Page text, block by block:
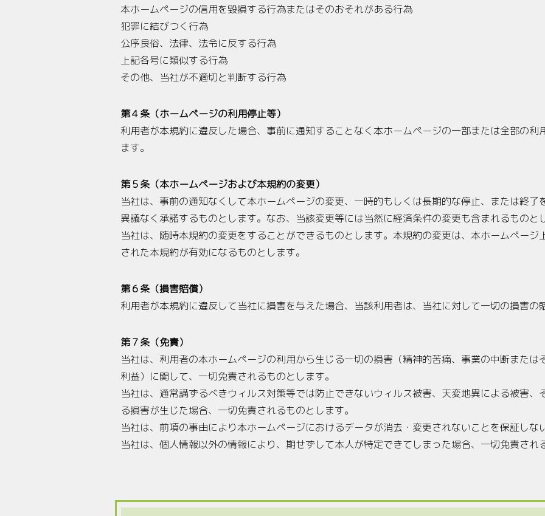
本ホームページの信用を毀損する行為またはそのおそれがある行為
犯罪に結びつく行為
公序良俗、法律、法令に反する行為
上記各号に類似する行為
その他、当社が不適切と判断する行為
第４条（ホームページの利用停止等）
利用者が本規約に違反した場合、事前に通知することなく本ホームページの一部または全部の
ます。
第５条（本ホームページおよび本規約の変更）
当社は、事前の通知なくして本ホームページの変更、一時的もしくは長期的な停止、または終
異議なく承諾するものとします。なお、当該変更等には当然に経済条件の変更も含まれるものと
当社は、随時本規約の変更をすることができるものとします。本規約の変更は、本ホームペー
された本規約が有効になるものとします。
第６条（損害賠償）
利用者が本規約に違反して当社に損害を与えた場合、当該利用者は、当社に対して一切の損害
第７条（免責）
当社は、利用者の本ホームページの利用から生じる一切の損害（精神的苦痛、事業の中断また
利益）に関して、一切免責されるものとします。
当社は、通常講ずるべきウィルス対策等では防止できないウィルス被害、天変地異による被害
る損害が生じた場合、一切免責されるものとします。
当社は、前項の事由により本ホームページにおけるデータが消去・変更されないことを保証しな
当社は、個人情報以外の情報により、期せずして本人が特定できてしまった場合、一切免責され